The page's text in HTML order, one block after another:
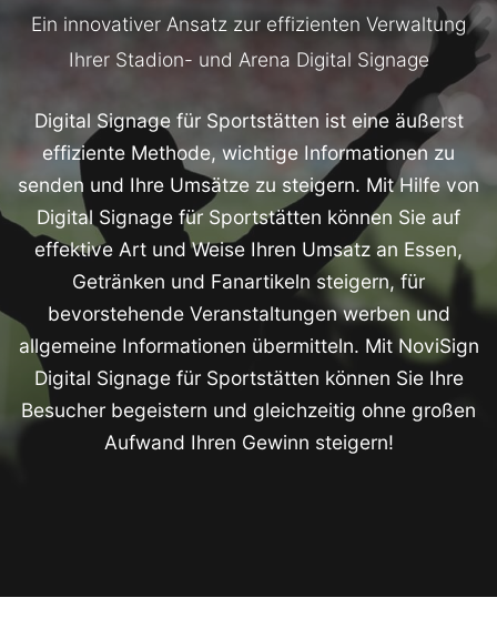
Ein innovativer Ansatz zur effizienten Verwaltung
Ihrer Stadion- und Arena Digital Signage
Digital Signage für Sportstätten ist eine äußerst
effiziente Methode, wichtige Informationen zu
senden und Ihre Umsätze zu steigern. Mit Hilfe von
Digital Signage für Sportstätten können Sie auf
effektive Art und Weise Ihren Umsatz an Essen,
Getränken und Fanartikeln steigern, für
bevorstehende Veranstaltungen werben und
allgemeine Informationen übermitteln. Mit NoviSign
Digital Signage für Sportstätten können Sie Ihre
Besucher begeistern und gleichzeitig ohne großen
Aufwand Ihren Gewinn steigern!